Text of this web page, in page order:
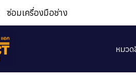
ซ่อมเครื่องมือช่าง
หมว